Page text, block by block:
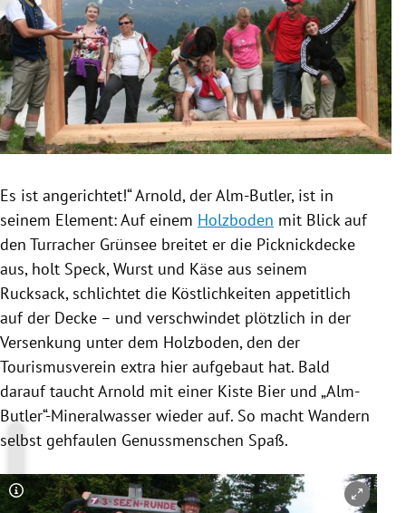
Untermenü
Untermenü
Untermenü
Untermenü
Untermenü
Es ist angerichtet!“ Arnold, der Alm-Butler, ist in
seinem Element: Auf einem Holzboden mit Blick auf
den Turracher Grünsee breitet er die Picknickdecke
aus, holt Speck, Wurst und Käse aus seinem
Rucksack, schlichtet die Köstlichkeiten appetitlich
auf der Decke – und verschwindet plötzlich in der
Versenkung unter dem Holzboden, den der
Tourismusverein extra hier aufgebaut hat. Bald
darauf taucht Arnold mit einer Kiste Bier und „Alm-
Butler“-Mineralwasser wieder auf. So macht Wandern
selbst gehfaulen Genussmenschen Spaß.
Copyright-Hinweis öffnen/schließen